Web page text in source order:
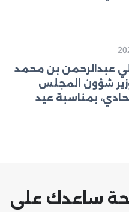
عبدالرحمن بن محمد
شؤون المجلس
بمناسبة عيد
ساعدك على